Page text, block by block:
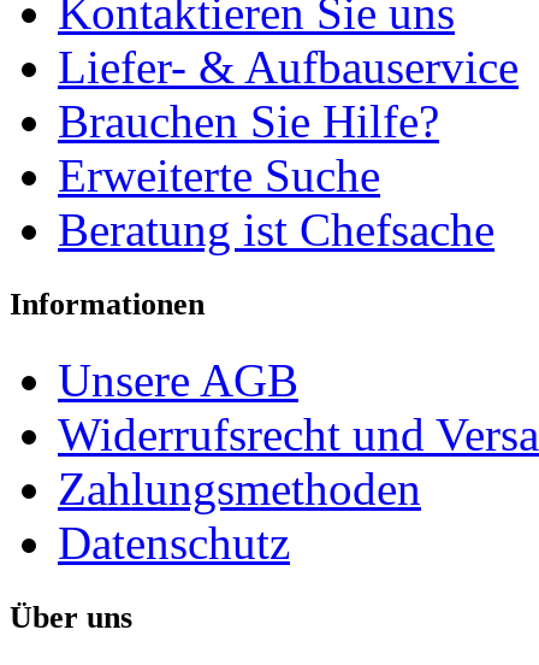
Kontaktieren Sie uns
Liefer- & Aufbauservice
Brauchen Sie Hilfe?
Erweiterte Suche
Beratung ist Chefsache
Informationen
Unsere AGB
Widerrufsrecht und
Zahlungsmethoden
Datenschutz
Über uns